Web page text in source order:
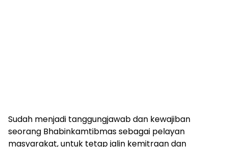
Sudah menjadi tanggungjawab dan kewajiban
seorang Bhabinkamtibmas sebagai pelayan
masyarakat, untuk tetap jalin kemitraan dan